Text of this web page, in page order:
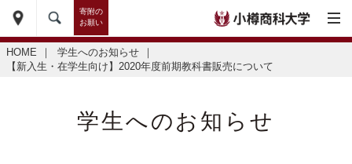
寄附の
お願い
HOME ｜ 学生へのお知らせ
｜
【新入生・在学生向け】2020年度前期教科書販売について
学生へのお知らせ